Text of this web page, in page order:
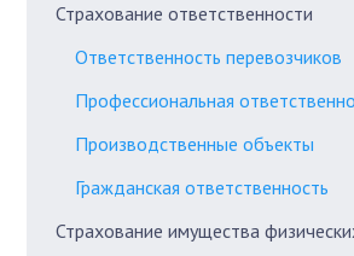
Страхование ответственности
Ответственность перевозчиков
Профессиональная
Производственные объекты
Гражданская ответственность
Страхование имущества